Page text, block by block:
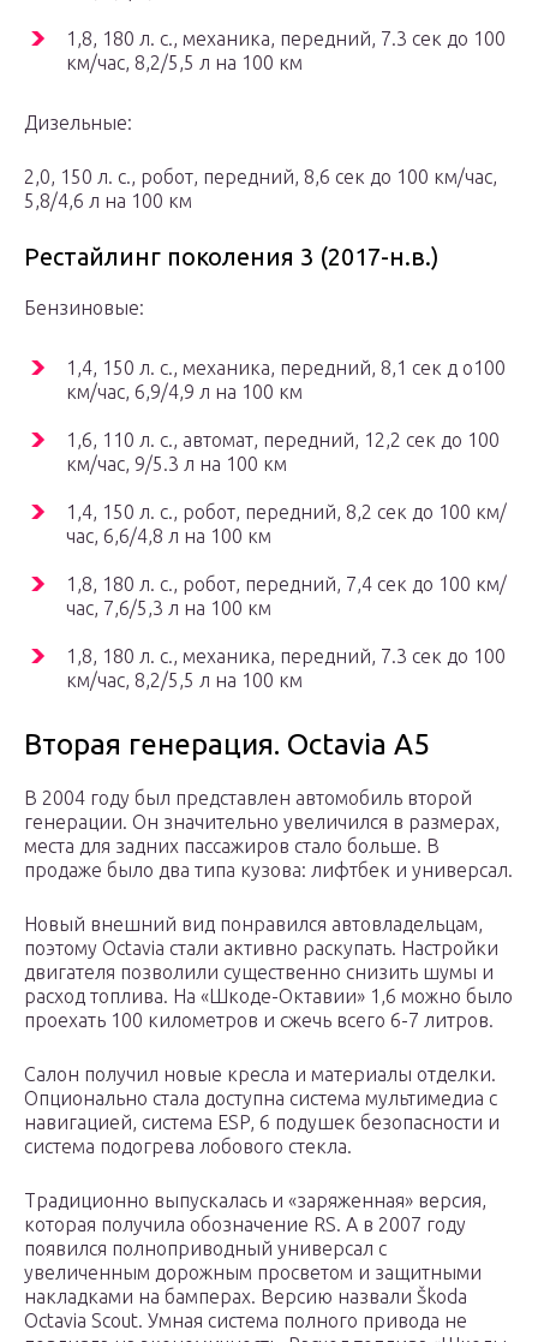
1,8, 180 л. с., механика, передний, 7.3 сек до 100
км/час, 8,2/5,5 л на 100 км
Дизельные:
2,0, 150 л. с., робот, передний, 8,6 сек до 100 км/час,
5,8/4,6 л на 100 км
Рестайлинг поколения 3 (2017-н.в.)
Бензиновые:
1,4, 150 л. с., механика, передний, 8,1 сек д о100
км/час, 6,9/4,9 л на 100 км
1,6, 110 л. с., автомат, передний, 12,2 сек до 100
км/час, 9/5.3 л на 100 км
1,4, 150 л. с., робот, передний, 8,2 сек до 100 км/
час, 6,6/4,8 л на 100 км
1,8, 180 л. с., робот, передний, 7,4 сек до 100 км/
час, 7,6/5,3 л на 100 км
1,8, 180 л. с., механика, передний, 7.3 сек до 100
км/час, 8,2/5,5 л на 100 км
Вторая генерация. Octavia A5
В 2004 году был представлен автомобиль второй
генерации. Он значительно увеличился в размерах,
места для задних пассажиров стало больше. В
продаже было два типа кузова: лифтбек и универсал.
Новый внешний вид понравился автовладельцам,
поэтому Octavia стали активно раскупать. Настройки
двигателя позволили существенно снизить шумы и
расход топлива. На «Шкоде-Октавии» 1,6 можно было
проехать 100 километров и сжечь всего 6-7 литров.
Салон получил новые кресла и материалы отделки.
Опционально стала доступна система мультимедиа с
навигацией, система ESP, 6 подушек безопасности и
система подогрева лобового стекла.
Традиционно выпускалась и «заряженная» версия,
которая получила обозначение RS. А в 2007 году
появился полноприводный универсал с
увеличенным дорожным просветом и защитными
накладками на бамперах. Версию назвали Škoda
Octavia Scout. Умная система полного привода не